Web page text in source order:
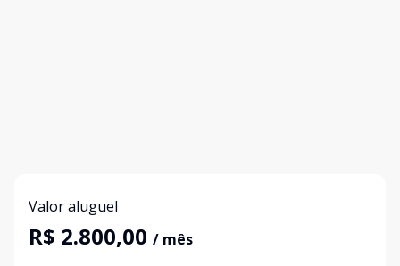
Valor aluguel
R$ 2.800,00 / mês